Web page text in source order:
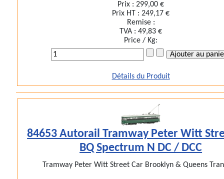
Prix :299,00 €
Prix HT :249,17 €
Remise :
TVA :49,83 €
Price / Kg:
Détails du Produit
84653 Autorail Tramway Peter Witt
BQ Spectrum N DC / DCC
Tramway Peter Witt Street Car Brooklyn & Queens